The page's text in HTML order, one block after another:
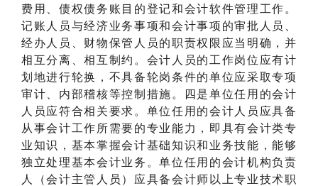
费用、债权债务账目的登记和会计软件管理工作。
记账人员与经济业务事项和会计事项的审批人员、
经办人员、财物保管人员的职责权限应当明确，并
相互分离、相互制约。会计人员的工作岗位应有计
划地进行轮换，不具备轮岗条件的单位应采取专项
审计、内部稽核等控制措施。四是单位任用的会计
人员应符合相关要求。单位任用的会计人员应具备
从事会计工作所需要的专业能力，即具有会计类专
业知识，基本掌握会计基础知识和业务技能，能够
独立处理基本会计业务。单位任用的会计机构负责
人（会计主管人员）应具备会计师以上专业技术职